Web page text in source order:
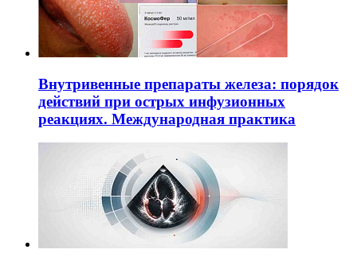
Внутривенные препараты железа: порядок
действий при острых инфузионных
реакциях. Международная практика